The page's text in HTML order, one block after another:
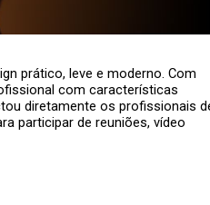
prático, leve e moderno. Com
com características
diretamente os profissionais
participar de reuniões, vídeo